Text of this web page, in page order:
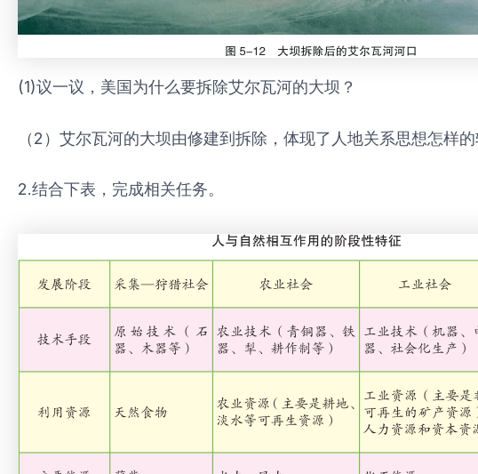
(1)议一议，美国为什么要拆除艾尔瓦河的大坝？
（2）艾尔瓦河的大坝由修建到拆除，体现了人地关系思想怎样的
2.结合下表，完成相关任务。